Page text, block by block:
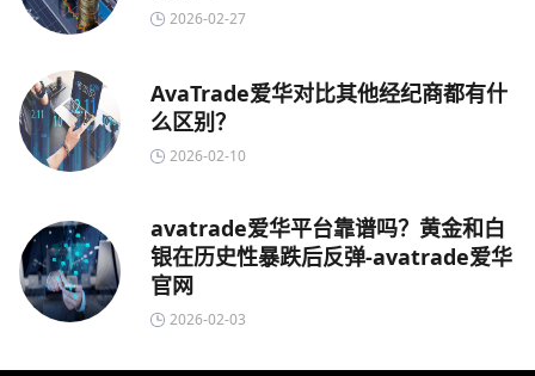
2026-02-27
AvaTrade爱华对比其他经纪商都有什
么区别？
2026-02-10
avatrade爱华平台靠谱吗？黄金和白
银在历史性暴跌后反弹-avatrade爱华
官网
2026-02-03